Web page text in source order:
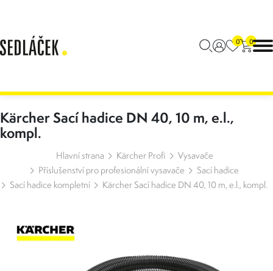
0 0
Kärcher Sací hadice DN 40, 10 m, e.l.,
kompl.
Hlavní strana Kärcher Profi
Vysavače
Příslušenství pro profesionální vysavače
Sací hadice
Sací hadice kompletní
Kärcher Sací hadice DN 40, 10 m, e.l., kompl.